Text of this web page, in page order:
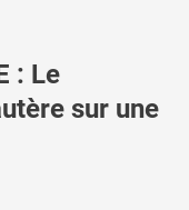
: Le
sur une